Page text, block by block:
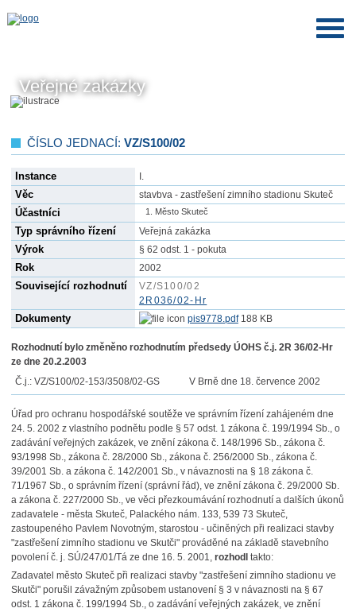
Veřejné zakázky
ČÍSLO JEDNACÍ: VZ/S100/02
Instance I.
Věc stavbva - zastřešení zimního stadionu Skuteč
Účastníci Město Skuteč
Typ správního řízení Veřejná zakázka
Výrok § 62 odst. 1 - pokuta
Rok 2002
Související rozhodnutí
VZ/S100/02
2R036/02-Hr
Dokumenty pis9778.pdf188 KB
Rozhodnutí bylo změněno rozhodnutím předsedy ÚOHS č.j. 2R 36/02-Hr
ze dne 20.2.2003
Č.j.: VZ/S100/02-153/3508/02-GS
V Brně dne 18. července 2002
Úřad pro ochranu hospodářské soutěže ve správním řízení zahájeném dne
24. 5. 2002 z vlastního podnětu podle § 57 odst. 1 zákona č. 199/1994 Sb., o
zadávání veřejných zakázek, ve znění zákona č. 148/1996 Sb., zákona č.
93/1998 Sb., zákona č. 28/2000 Sb., zákona č. 256/2000 Sb., zákona č.
39/2001 Sb. a zákona č. 142/2001 Sb., v návaznosti na § 18 zákona č.
71/1967 Sb., o správním řízení (správní řád), ve znění zákona č. 29/2000 Sb.
a zákona č. 227/2000 Sb., ve věci přezkoumávání rozhodnutí a dalších úkonů
zadavatele - města Skuteč, Palackého nám. 133, 539 73 Skuteč,
zastoupeného Pavlem Novotným, starostou - učiněných při realizaci stavby
"zastřešení zimního stadionu ve Skutči" prováděné na základě stavebního
povolení č. j. SÚ/247/01/Tá ze dne 16. 5. 2001, rozhodl takto:
Zadavatel město Skuteč při realizaci stavby "zastřešení zimního stadionu ve
Skutči" porušil závažným způsobem ustanovení § 3 v návaznosti na § 67
odst. 1 zákona č. 199/1994 Sb., o zadávání veřejných zakázek, ve znění